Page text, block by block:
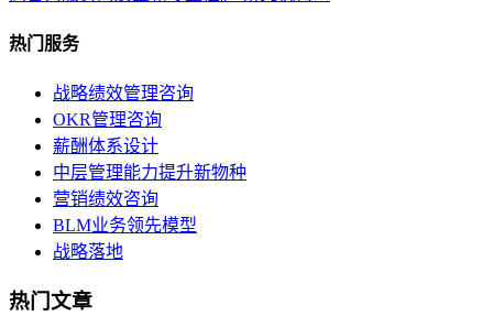
热门服务
战略绩效管理咨询
OKR管理咨询
薪酬体系设计
中层管理能力提升新物种
营销绩效咨询
BLM业务领先模型
战略落地
热门文章